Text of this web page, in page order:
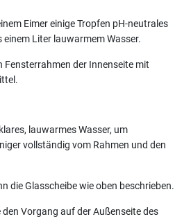
Eimer einige Tropfen pH-neutrales
Liter lauwarmem Wasser.
Fensterrahmen der Innenseite mit
lauwarmes Wasser, um
vollständig vom Rahmen und den
die Glasscheibe wie oben beschrieben.
den Vorgang auf der Außenseite des